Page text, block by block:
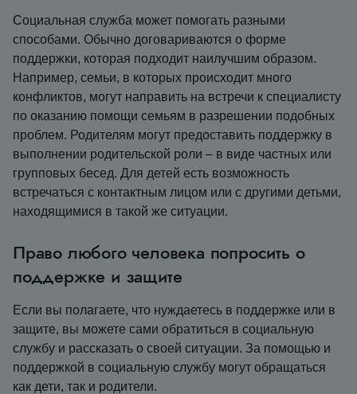
Социальная служба может помогать разными
способами. Обычно договариваются о форме
поддержки, которая подходит наилучшим образом.
Например, семьи, в которых происходит много
конфликтов, могут направить на встречи к специалисту
по оказанию помощи семьям в разрешении подобных
проблем. Родителям могут предоставить поддержку в
выполнении родительской роли – в виде частных или
групповых бесед. Для детей есть возможность
встречаться с контактным лицом или с другими детьми,
находящимися в такой же ситуации.
Право любого человека попросить о
поддержке и защите
Если вы полагаете, что нуждаетесь в поддержке или в
защите, вы можете сами обратиться в социальную
службу и рассказать о своей ситуации. За помощью и
поддержкой в социальную службу могут обращаться
как дети, так и родители.